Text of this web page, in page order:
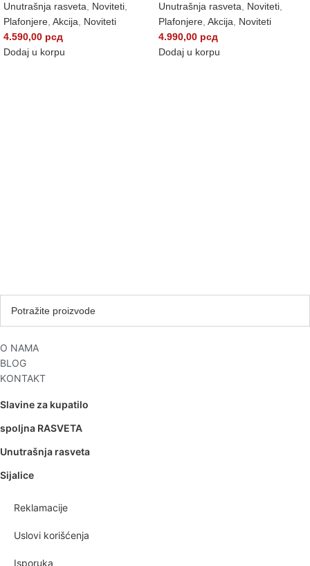
Unutrašnja rasveta, Noviteti,
Plafonjere, Akcija, Noviteti
4.590,00 рсд
Dodaj u korpu
Unutrašnja rasveta, Noviteti,
Plafonjere, Akcija, Noviteti
4.990,00 рсд
Dodaj u korpu
O NAMA
BLOG
KONTAKT
Slavine za kupatilo
spoljna RASVETA
Unutrašnja rasveta
Sijalice
Reklamacije
Uslovi korišćenja
Isporuka